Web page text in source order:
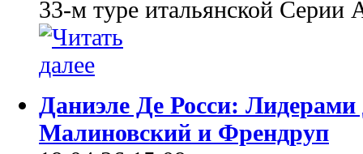
33-м туре итальянской Серии
Даниэле Де Росси:
Малиновский и Френдруп